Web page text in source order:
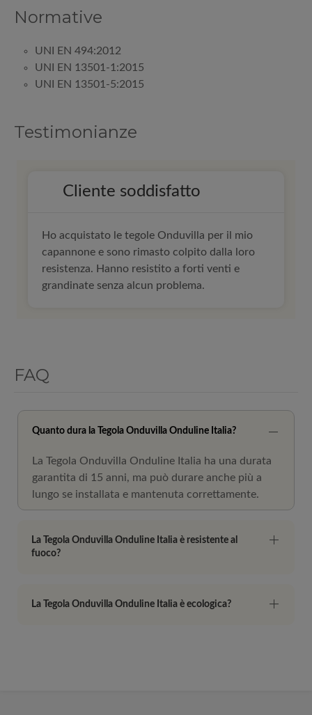
Normative
UNI EN 494:2012
UNI EN 13501-1:2015
UNI EN 13501-5:2015
Testimonianze
Cliente soddisfatto
Ho acquistato le tegole Onduvilla per il mio
capannone e sono rimasto colpito dalla loro
resistenza. Hanno resistito a forti venti e
grandinate senza alcun problema.
FAQ
Quanto dura la Tegola Onduvilla Onduline Italia?
La Tegola Onduvilla Onduline Italia ha una durata
garantita di 15 anni, ma può durare anche più a
lungo se installata e mantenuta correttamente.
La Tegola Onduvilla Onduline Italia è resistente al
fuoco?
La Tegola Onduvilla Onduline Italia è ecologica?